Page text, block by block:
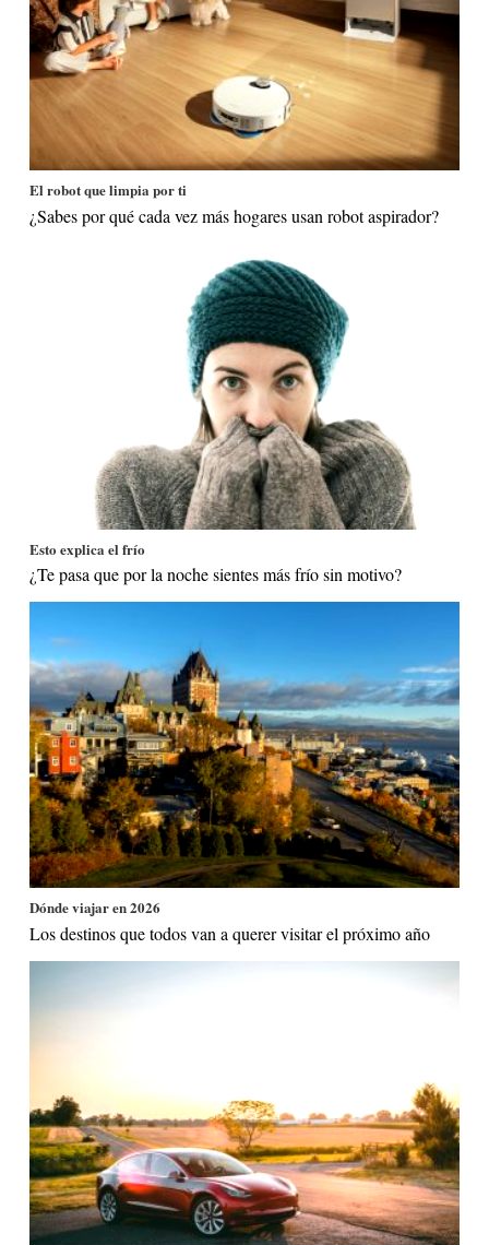
El robot que limpia por ti
¿Sabes por qué cada vez más hogares usan robot aspirador?
Esto explica el frío
¿Te pasa que por la noche sientes más frío sin motivo?
Dónde viajar en 2026
Los destinos que todos van a querer visitar el próximo año